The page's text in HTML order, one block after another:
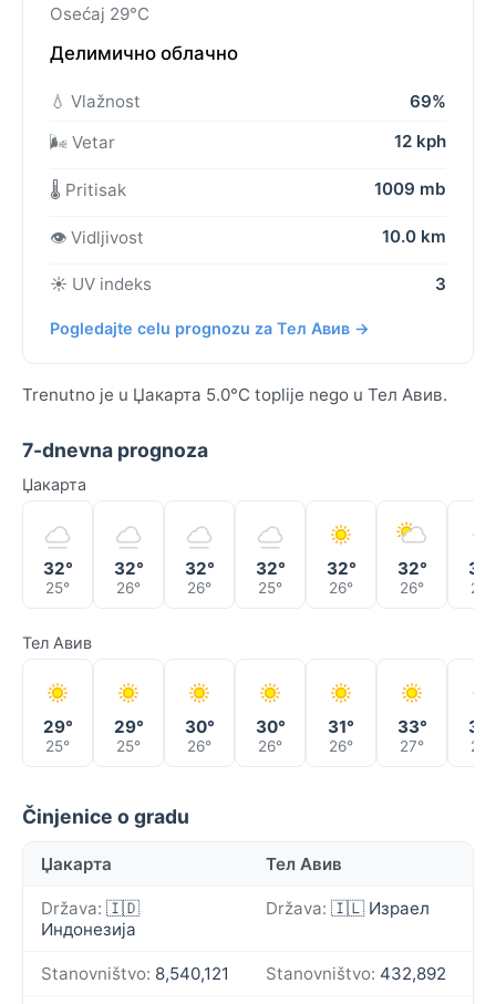
Osećaj 29°C
Делимично облачно
💧 Vlažnost
69%
🌬️ Vetar
12 kph
🌡️ Pritisak 1009 mb
👁️ Vidljivost 10.0 km
☀️ UV indeks 3
Pogledajte celu prognozu za Тел Авив →
Trenutno je u Џакарта 5.0°C toplije nego u Тел Авив.
7-dnevna prognoza
Џакарта
32°
25°
32°
26°
32°
26°
32°
25°
32°
26°
32°
26° 26°
Тел Авив
29°
25°
29°
25°
30°
26°
30°
26°
31°
26°
33°
27° 28°
Činjenice o gradu
Џакарта Тел Авив
Država: 🇮🇩
Индонезија
Država: 🇮🇱 Израел
Stanovništvo: 8,540,121 Stanovništvo: 432,892